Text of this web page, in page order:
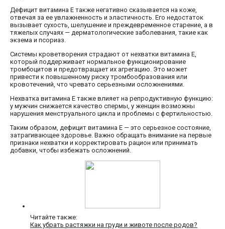
Дефицит витамина E также негативно сказывается на коже,
отвечая за ее увлажненность и эластичность. Его недостаток
вызывает сухость, шелушение и преждевременное старение, а в
тяжелых случаях — дерматологические заболевания, такие как
экзема и псориаз.
Системы кроветворения страдают от нехватки витамина E,
который поддерживает нормальное функционирование
тромбоцитов и предотвращает их агрегацию. Это может
привести к повышенному риску тромбообразования или
кровотечений, что чревато серьезными осложнениями.
Нехватка витамина E также влияет на репродуктивную функцию:
у мужчин снижается качество спермы, у женщин возможны
нарушения менструального цикла и проблемы с фертильностью.
Таким образом, дефицит витамина E — это серьезное состояние,
затрагивающее здоровье. Важно обращать внимание на первые
признаки нехватки и корректировать рацион или принимать
добавки, чтобы избежать осложнений.
Читайте также:
Как убрать растяжки на груди и животе после родов?